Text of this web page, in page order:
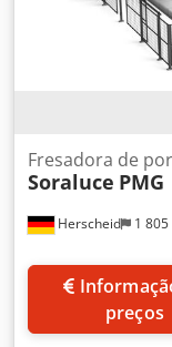
Herscheid 1
Fresadora de
Soraluce PMG
preços